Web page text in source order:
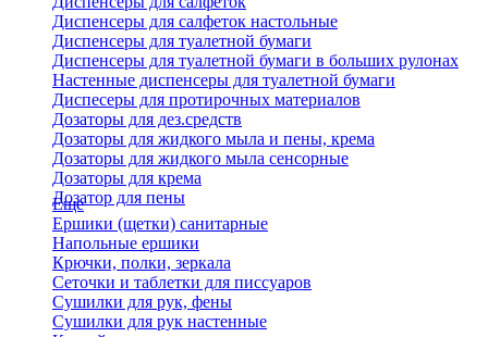
Диспенсеры для салфеток настольные
Диспенсеры для туалетной бумаги
Диспенсеры для туалетной бумаги в больших рулонах
Настенные диспенсеры для туалетной бумаги
Диспесеры для протирочных материалов
Дозаторы для дез.средств
Дозаторы для жидкого мыла и пены, крема
Дозаторы для жидкого мыла сенсорные
Дозаторы для крема
Дозатор для пены
Еще
Ершики (щетки) санитарные
Напольные ершики
Крючки, полки, зеркала
Сеточки и таблетки для писсуаров
Сушилки для рук, фены
Сушилки для рук настенные